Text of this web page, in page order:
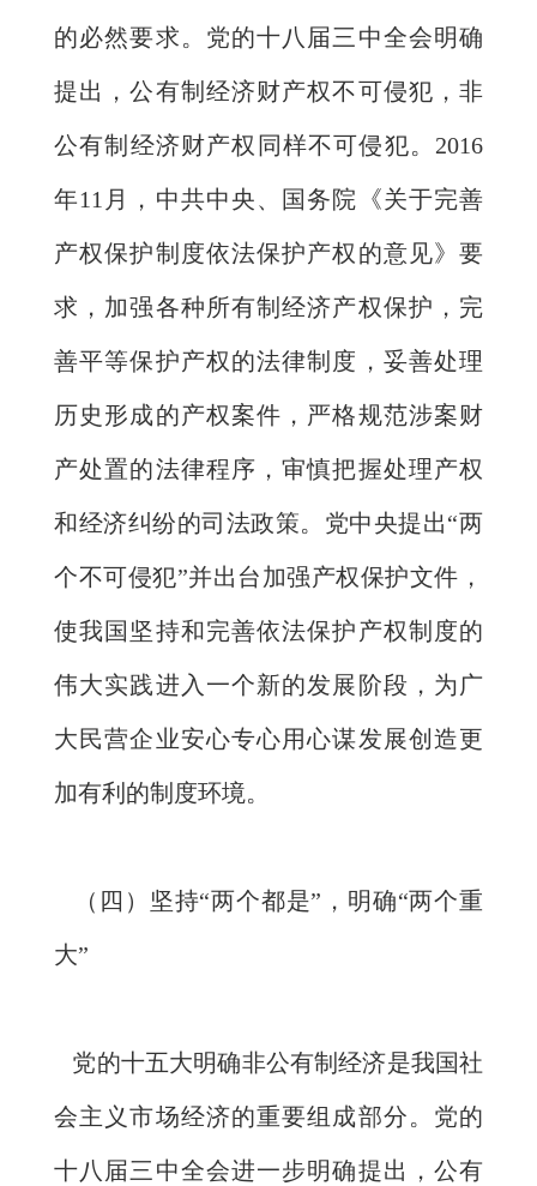
的必然要求。党的十八届三中全会明确
提出，公有制经济财产权不可侵犯，非
公有制经济财产权同样不可侵犯。2016
年11月，中共中央、国务院《关于完善
产权保护制度依法保护产权的意见》要
求，加强各种所有制经济产权保护，完
善平等保护产权的法律制度，妥善处理
历史形成的产权案件，严格规范涉案财
产处置的法律程序，审慎把握处理产权
和经济纠纷的司法政策。党中央提出“两
个不可侵犯”并出台加强产权保护文件，
使我国坚持和完善依法保护产权制度的
伟大实践进入一个新的发展阶段，为广
大民营企业安心专心用心谋发展创造更
加有利的制度环境。
（四）坚持“两个都是”，明确“两个重
大”
党的十五大明确非公有制经济是我国社
会主义市场经济的重要组成部分。党的
十八届三中全会进一步明确提出，公有